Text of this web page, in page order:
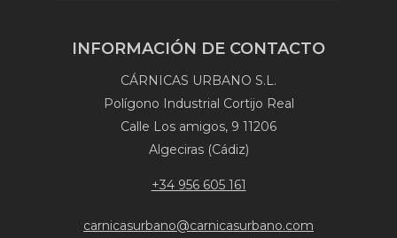
INFORMACIÓN DE CONTACTO
CÁRNICAS URBANO S.L.
Polígono Industrial Cortijo Real
Calle Los amigos, 9 11206
Algeciras (Cádiz)
+34 956 605 161
carnicasurbano@carnicasurbano.com